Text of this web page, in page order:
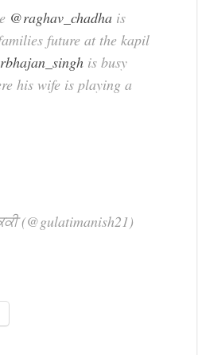
@raghav_chadha is
future at the kapil
is busy
his wife is playing a
(@gulatimanish21)